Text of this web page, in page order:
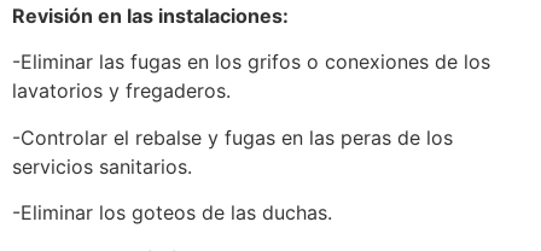
Revisión en las instalaciones:
-Eliminar las fugas en los grifos o conexiones de los
lavatorios y fregaderos.
-Controlar el rebalse y fugas en las peras de los
servicios sanitarios.
-Eliminar los goteos de las duchas.